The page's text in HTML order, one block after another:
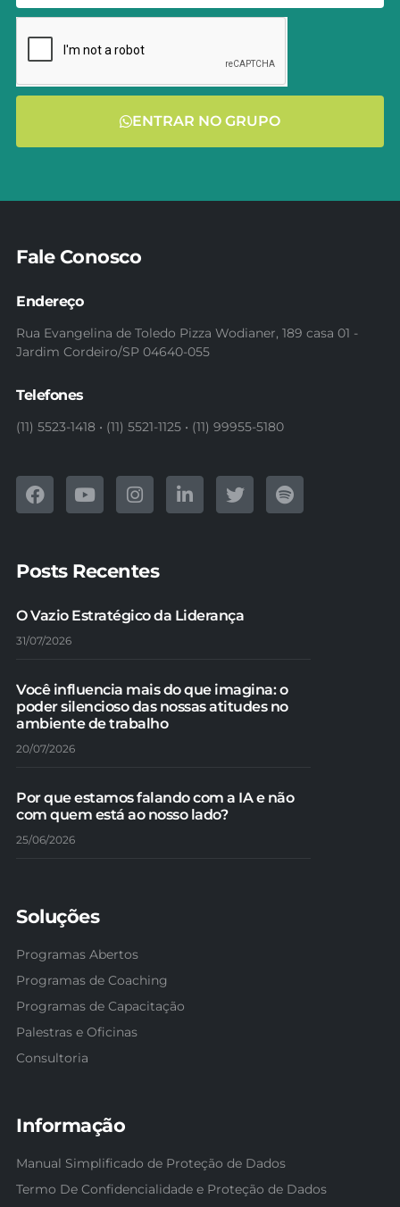
ENTRAR NO GRUPO
Fale Conosco
Endereço
Rua Evangelina de Toledo Pizza Wodianer, 189 casa 01 -
Jardim Cordeiro/SP 04640-055
Telefones
(11) 5523-1418 • (11) 5521-1125 • (11) 99955-5180
Posts Recentes
O Vazio Estratégico da Liderança
31/07/2026
Você influencia mais do que imagina: o
poder silencioso das nossas atitudes no
ambiente de trabalho
20/07/2026
Por que estamos falando com a IA e não
com quem está ao nosso lado?
25/06/2026
Soluções
Programas Abertos
Programas de Coaching
Programas de Capacitação
Palestras e Oficinas
Consultoria
Informação
Manual Simplificado de Proteção de Dados
Termo De Confidencialidade e Proteção de Dados